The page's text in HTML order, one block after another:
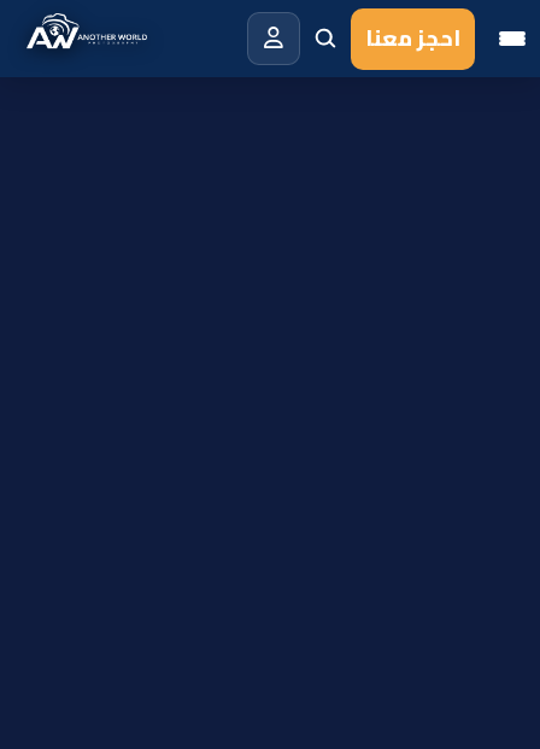
احجز معنا